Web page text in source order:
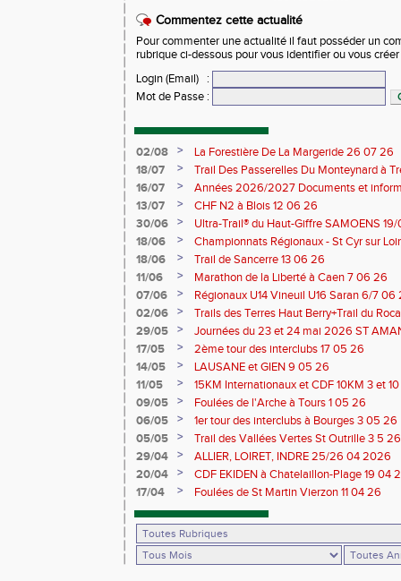
Commentez cette actualité
Pour commenter une actualité il faut posséder un
rubrique ci-dessous pour vous identifier ou vous
Login (Email)
:
Mot de Passe :
02/08 >
La Forestière De La Margeride 26 07 26
18/07
>
Trail Des Passerelles Du Monteynard à
16/07
>
Années 2026/2027 Documents et
13/07
>
CHF N2 à Blois 12 06 26
30/06
>
Ultra-Trail® du Haut-Giffre SAMOENS
18/06
>
Championnats Régionaux - St Cyr sur
Saran 13/14 06 26
18/06 >
Trail de Sancerre 13 06 26
11/06
>
Marathon de la Liberté à Caen 7 06 26
07/06
>
Régionaux U14 Vineuil U16 Saran 6/7 06
02/06
>
Trails des Terres Haut Berry+Trail du
du Berry 30/31 05 2026
29/05 >
Journées du 23 et 24 mai 2026 ST
17/05
>
2ème tour des interclubs 17 05 26
14/05
>
LAUSANE et GIEN 9 05 26
11/05
>
15KM Internationaux et CDF 10KM 3 et
09/05
>
Foulées de l'Arche à Tours 1 05 26
06/05
>
1er tour des interclubs à Bourges 3 05 26
05/05
>
Trail des Vallées Vertes St Outrille 3 5 26
29/04
>
ALLIER, LOIRET, INDRE 25/26 04 2026
20/04
>
CDF EKIDEN à Chatelaillon-Plage 19 04
17/04
> Foulées de St Martin Vierzon 11 04 26